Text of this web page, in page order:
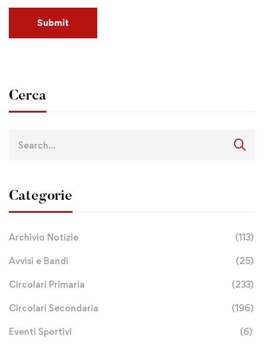
Cerca
Categorie
Archivio Notizie (113)
Avvisi e Bandi (25)
Circolari Primaria (233)
Circolari Secondaria (196)
Eventi Sportivi (6)